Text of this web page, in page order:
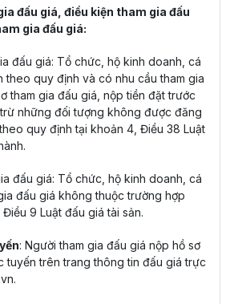
đấu giá, điều kiện tham gia đấu
gia đấu giá:
đấu giá: Tổ chức, hộ kinh doanh, cá
theo quy định và có nhu cầu tham gia
tham gia đấu giá, nộp tiền đặt trước
những đối tượng không được đăng
quy định tại khoản 4, Điều 38 Luật
đấu giá: Tổ chức, hộ kinh doanh, cá
đấu giá không thuộc trường hợp
9 Luật đấu giá tài sản.
: Người tham gia đấu giá nộp hồ sơ
tuyến trên trang thông tin đấu giá trực